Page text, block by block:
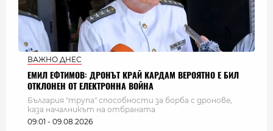
ВАЖНО ДНЕС
ЕМИЛ ЕФТИМОВ: ДРОНЪТ КРАЙ КАРДАМ ВЕРОЯТНО Е БИЛ
ОТКЛОНЕН ОТ ЕЛЕКТРОННА ВОЙНА
България "трупа" способности за борба с дронове,
каза началникът на отбраната
09:01 - 09.08.2026